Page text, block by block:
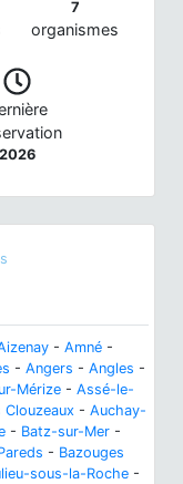
7
organismes
2026
- Amné -
- Angers - Angles -
Mérize - Assé-le-
- Auchay-
- Batz-sur-Mer -
- Bazouges
sous-la-Roche -